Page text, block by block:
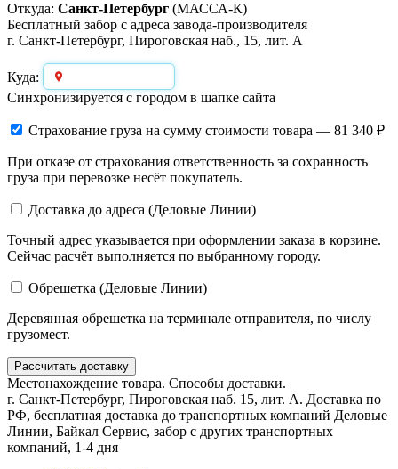
Откуда: Санкт-Петербург (МАССА-К)
Бесплатный забор с адреса завода-производителя
г. Санкт-Петербург, Пироговская наб., 15, лит. А
Куда:
Синхронизируется с городом в шапке сайта
Страхование груза на сумму стоимости товара — 81 340 ₽
При отказе от страхования ответственность за сохранность
груза при перевозке несёт покупатель.
Доставка до адреса (Деловые Линии)
Точный адрес указывается при оформлении заказа в корзине.
Сейчас расчёт выполняется по выбранному городу.
Обрешетка (Деловые Линии)
Деревянная обрешетка на терминале отправителя, по числу
грузомест.
Рассчитать доставку
Местонахождение товара. Способы доставки.
г. Санкт-Петербург, Пироговская наб. 15, лит. А. Доставка по
РФ, бесплатная доставка до транспортных компаний Деловые
Линии, Байкал Сервис, забор с других транспортных
компаний, 1-4 дня